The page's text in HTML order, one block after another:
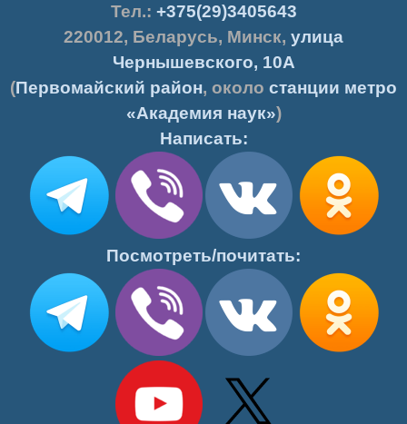
Тел.: +375(29)3405643
220012, Беларусь, Минск, улица
Чернышевского, 10А
(Первомайский район, около станции метро
«Академия наук»)
Написать:
Посмотреть/почитать: